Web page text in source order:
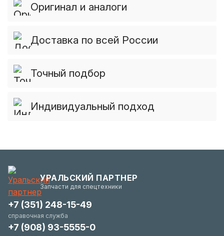
Оригинал и аналоги
Доставка по всей России
Точный подбор
Индивидуальный подход
УРАЛЬСКИЙ ПАРТНЕР
Запчасти для спецтехники
+7 (351) 248-15-49
справочная служба
+7 (908) 93-5555-0